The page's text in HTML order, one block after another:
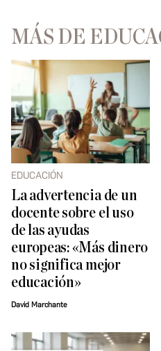
MÁS DE
EDUCACIÓN
La advertencia de un
docente sobre el uso
de las ayudas
europeas: «Más dinero
no significa mejor
educación»
David Marchante